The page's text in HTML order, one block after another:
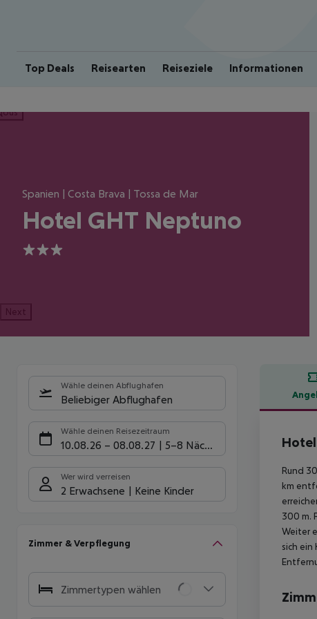
Top Deals Reisearten Reiseziele Informationen
Spanien | Costa Brava | Tossa de Mar
Hotel GHT Neptuno
3
Next
Wähle deinen Abflughafen
Beliebiger Abflughafen
Wähle deinen Reisezeitraum
10.08.26 – 08.08.27 5-8 Nächte
Wer wird verreisen
2 Erwachsene Keine Kinder
Zimmer & Verpflegung
Zimmertypen wählen
Rund
km
300 m.
Weiter
sich ein